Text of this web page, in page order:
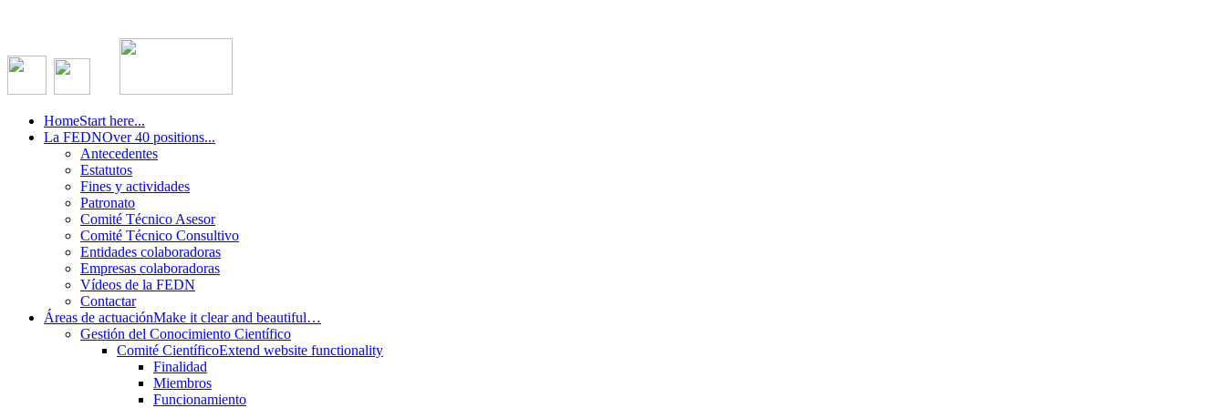
HomeStart here...
La FEDNOver 40 positions...
Antecedentes
Estatutos
Fines y actividades
Patronato
Comité Técnico Asesor
Comité Técnico Consultivo
Entidades colaboradoras
Empresas colaboradoras
Vídeos de la FEDN
Contactar
Áreas de actuaciónMake it clear and beautiful…
Gestión del Conocimiento Científico
Comité CientíficoExtend website functionality
Finalidad
Miembros
Funcionamiento